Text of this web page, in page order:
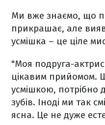
Ми вже знаємо, що
прикрашає, але
усмішка – це ціле
"Моя подруга-
цікавим прийомом.
усмішкою, потрібно
зубів. Іноді ми так
ясна. Це не дуже